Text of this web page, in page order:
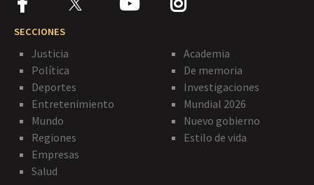
SECCIONES
Justicia
Política
Deportes
Entretenimiento
Mundo
Regiones
Empresas
Salud
Academia
De memoria
Investigaciones
Mundial 2026
Nuevo gobierno
Estilo de vida